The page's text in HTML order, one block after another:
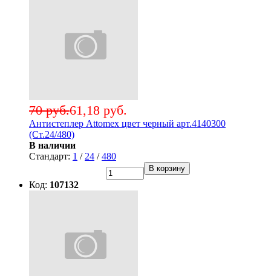
61,18 руб.
70 руб.
Антистеплер Attomex цвет черный арт.4140300
(Ст.24/480)
В наличии
Стандарт: 1 / 24 /480
В корзину
Код: 107132